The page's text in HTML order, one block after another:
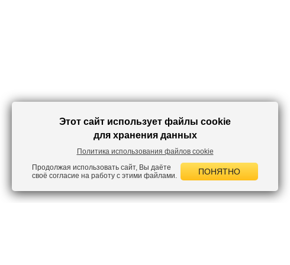
Этот сайт использует файлы cookie
для хранения данных
Политика использования файлов cookie
Продолжая использовать сайт, Вы даёте
своё согласие на работу с этими файлами.
ПОНЯТНО